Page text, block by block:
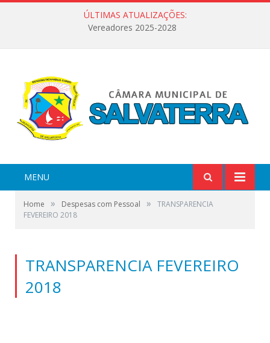
ÚLTIMAS ATUALIZAÇÕES:
Vereadores 2025-2028
MENU
Home » Despesas com Pessoal »
TRANSPARENCIA
FEVEREIRO 2018
TRANSPARENCIA FEVEREIRO
2018